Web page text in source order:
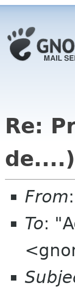
Re:
de....)
From
To: